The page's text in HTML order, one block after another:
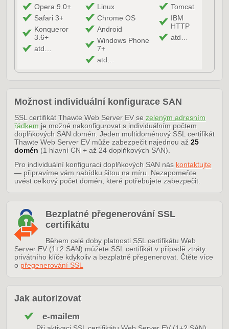
Opera 9.0+
Safari 3+
Konqueror
3.6+
atd…
Linux
Chrome OS
Android
Windows Phone
7+
atd…
Tomcat
IBM
HTTP
atd…
Možnost individuální konfigurace SAN
SSL certifikát Thawte Web Server EV se zeleným adresním
řádkem je možné nakonfigurovat s individuálním počtem
doplňkových SAN domén. Jeden multidoménový SSL certifikát
Thawte Web Server EV může zabezpečit najednou až 25
domén (1 hlavní CN + až 24 doplňkových SAN).
Pro individuální konfiguraci doplňkových SAN nás kontaktujte
— připravíme vám nabídku šitou na míru. Nezapomeňte
uvést celkový počet domén, které potřebujete zabezpečit.
Bezplatné přegenerování SSL
certifikátu
Během celé doby platnosti SSL certifikátu Web
Server EV (1+2 SAN) můžete SSL certifikát v případě ztráty
privátního klíče kdykoliv a bezplatně přegenerovat. Čtěte více
o přegenerování SSL
Jak autorizovat
e-mailem